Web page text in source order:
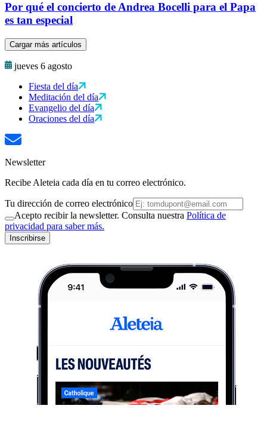
Por qué el concierto de Andrea Bocelli para el Papa
es tan especial
Cargar más artículos
jueves 6 agosto
Fiesta del día
Meditación del día
Evangelio del día
Oraciones del día
Newsletter
Recibe Aleteia cada día en tu correo electrónico.
Tu dirección de correo electrónico
Acepto recibir la newsletter. Consulta nuestra Política de
privacidad para saber más.
Inscribirse